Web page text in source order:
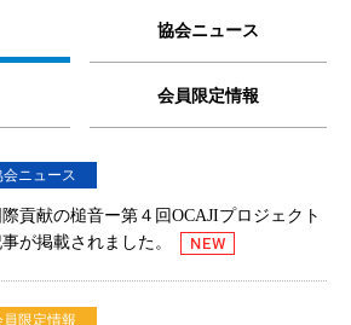
協会ニュース
会員限定情報
会ニュース
貢献の槌音ー第４回OCAJIプロジェクト
が掲載されました。
員限定情報